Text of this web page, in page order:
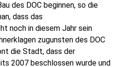
des DOC beginnen, so die
dass das
noch in diesem Jahr sein
zugunsten des DOC
die Stadt, dass der
2007 beschlossen wurde und